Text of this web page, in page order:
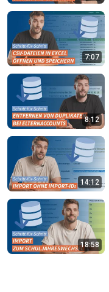
7:07
8:12
14:12
18:58